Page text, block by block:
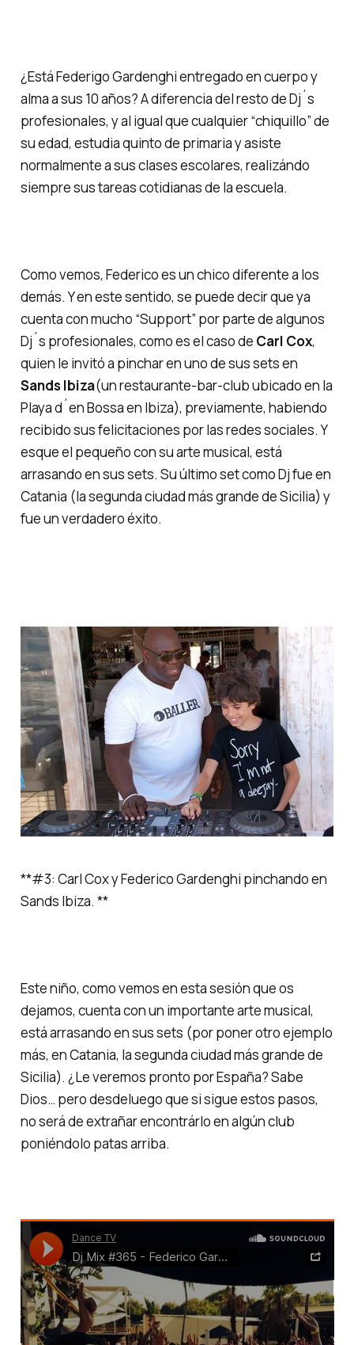
¿Está Federigo Gardenghi entregado en cuerpo y
alma a sus 10 años? A diferencia del resto de Dj´s
profesionales, y al igual que cualquier “chiquillo” de
su edad, estudia quinto de primaria y asiste
normalmente a sus clases escolares, realizándo
siempre sus tareas cotidianas de la escuela.
Como vemos, Federico es un chico diferente a los
demás. Y en este sentido, se puede decir que ya
cuenta con mucho “Support” por parte de algunos
Dj´s profesionales, como es el caso de Carl Cox,
quien le invitó a pinchar en uno de sus sets en
Sands Ibiza(un restaurante-bar-club ubicado en la
Playa d´en Bossaen Ibiza), previamente, habiendo
recibido sus felicitaciones por las redes sociales. Y
esque el pequeño con su arte musical, está
arrasando en sus sets. Su último set como Dj fue en
Catania (la segunda ciudad más grande de Sicilia) y
fue un verdadero éxito.
**#3: Carl Cox y Federico Gardenghi pinchando en
Sands Ibiza. **
Este niño, como vemos en esta sesión que os
dejamos, cuenta con un importante arte musical,
está arrasando en sus sets (por poner otro ejemplo
más, en Catania, la segunda ciudad más grande de
Sicilia). ¿Le veremos pronto por España? Sabe
Dios… pero desdeluego que si sigue estos pasos,
no será de extrañar encontrárlo en algún club
poniéndolo patas arriba.